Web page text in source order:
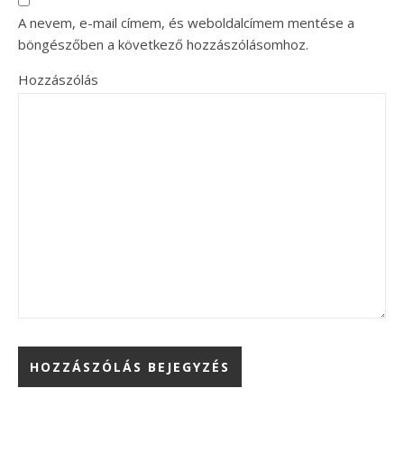
A nevem, e-mail címem, és weboldalcímem mentése a
böngészőben a következő hozzászólásomhoz.
Hozzászólás